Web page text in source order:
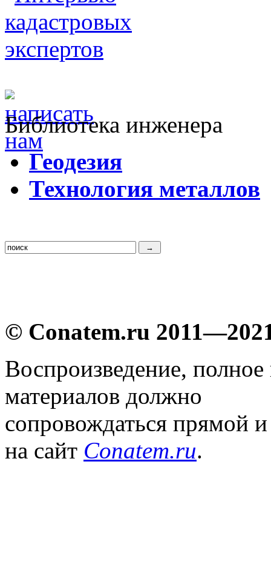
Библиотека инженера
Геодезия
Технология металлов
© Conatem.ru
Воспроизведение,
материалов должно
сопровождаться прямой
на сайт Conatem.ru.